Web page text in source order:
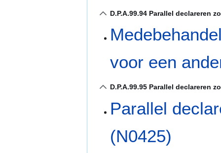
D.P.A.99.94 Parallel declareren
voor een
D.P.A.99.95 Parallel declareren
Parallel
(N0425)